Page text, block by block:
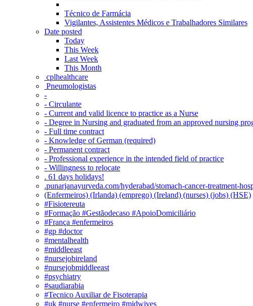
Técnico de Farmácia
Vigilantes, Assistentes Médicos e Trabalhadores Similares
Date posted
Today
This Week
Last Week
This Month
‎ cplhealthcare‬
Pneumologistas
-
- Circulante
- Current and valid licence to practice as a Nurse
- Degree in Nursing and graduated from an approved nursing
- Full time contract
- Knowledge of German (required)
- Permanent contract
- Professional experience in the intended field of practice
- Willingness to relocate
. 61 days holidays!
.punarjanayurveda.com/hyderabad/stomach-cancer-treatment-
(Enfermeiros) (Irlanda) (emprego) (Ireland) (nurses) (jobs) (HSE)
#Fisiotereuta
#Formação #Gestãodecaso #ApoioDomiciliário
#França #enfermeiros
#gp #doctor
#mentalhealth
#middleeast
#nursejobireland
#nursejobmiddleeast
#psychiatry
#saudiarabia
#Tecnico Auxiliar de Fisoterapia
#uk #nurse #enfermeiro #midwives